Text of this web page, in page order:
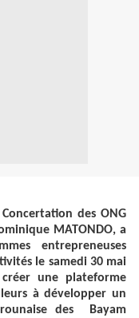
des ONG
MATONDO, a
entrepreneuses
le samedi 30 mai
une plateforme
à développer un
des Bayam